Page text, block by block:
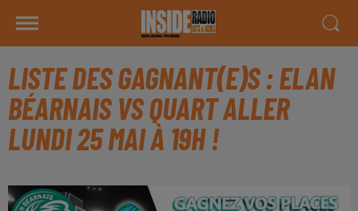
LISTE DES GAGNANT(E)S : ELAN
BÉARNAIS VS QUART ALLER
LUNDI 25 MAI À 19H !